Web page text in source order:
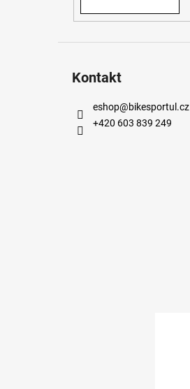
Kontakt
eshop@bikesportul.cz
+420 603 839 249